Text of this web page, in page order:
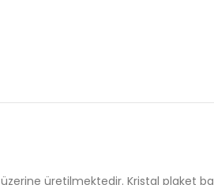
üretilmektedir. Kristal plaket